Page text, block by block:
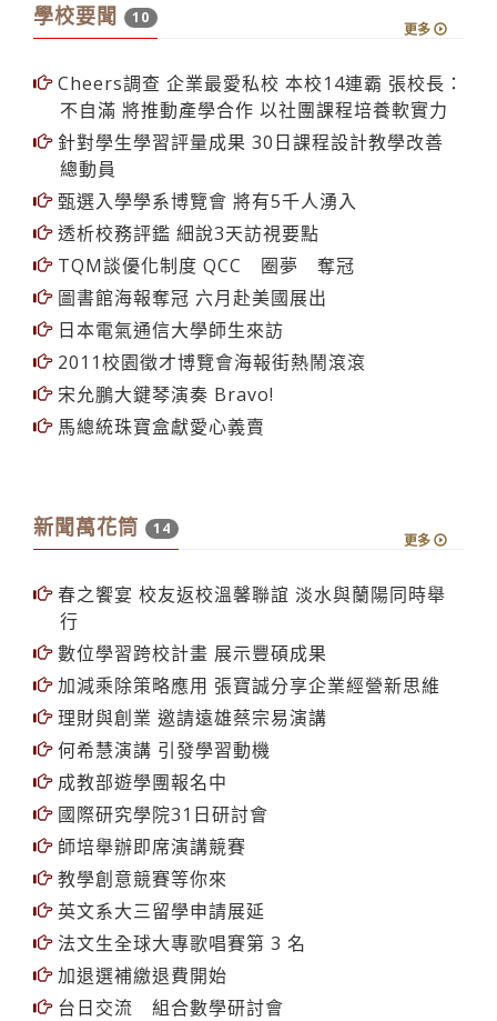
學校要聞 10
更多
Cheers調查 企業最愛私校 本校14連霸 張校長：
不自滿 將推動產學合作 以社團課程培養軟實力
針對學生學習評量成果 30日課程設計教學改善
總動員
甄選入學學系博覽會 將有5千人湧入
透析校務評鑑 細說3天訪視要點
TQM談優化制度 QCC 圈夢 奪冠
圖書館海報奪冠 六月赴美國展出
日本電氣通信大學師生來訪
2011校園徵才博覽會海報街熱鬧滾滾
宋允鵬大鍵琴演奏 Bravo!
馬總統珠寶盒獻愛心義賣
新聞萬花筒 14
更多
春之饗宴 校友返校溫馨聯誼 淡水與蘭陽同時舉
行
數位學習跨校計畫 展示豐碩成果
加減乘除策略應用 張寶誠分享企業經營新思維
理財與創業 邀請遠雄蔡宗易演講
何希慧演講 引發學習動機
成教部遊學團報名中
國際研究學院31日研討會
師培舉辦即席演講競賽
教學創意競賽等你來
英文系大三留學申請展延
法文生全球大專歌唱賽第 3 名
加退選補繳退費開始
台日交流 組合數學研討會